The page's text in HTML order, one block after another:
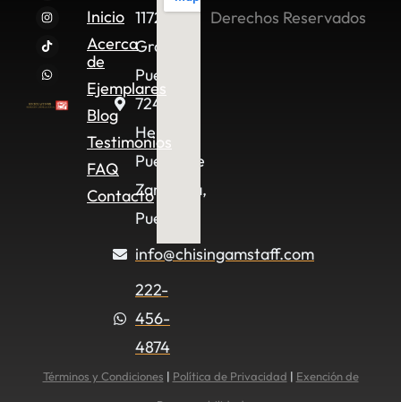
Inicio
Acerca
de
Ejemplares
Blog
Testimonios
FAQ
Contacto
11722,
Granjas
Puebla,
72490
Heroica
Puebla de
Zaragoza,
Pue.
info@chisingamstaff.com
222-
456-
4874
Derechos Reservados
Términos y Condiciones | Política de Privacidad | Exención de